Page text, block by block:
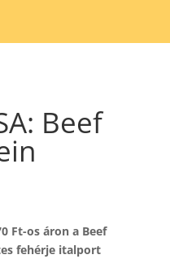
Beef
Ft-os áron a Beef
fehérje italport